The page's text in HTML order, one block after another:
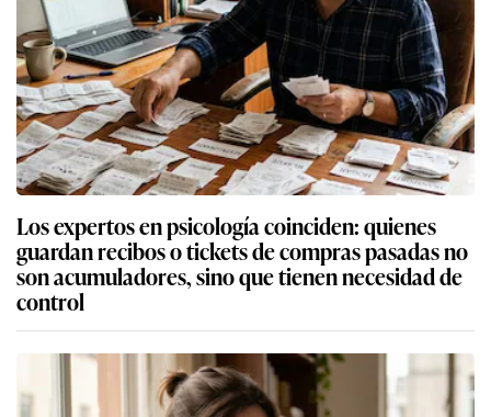
Los expertos en psicología coinciden: quienes
guardan recibos o tickets de compras pasadas no
son acumuladores, sino que tienen necesidad de
control